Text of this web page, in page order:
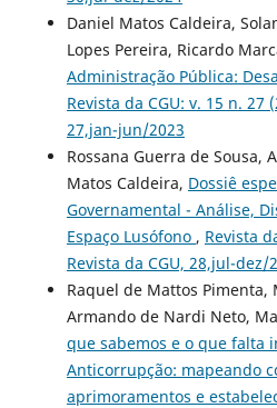
Daniel Matos Caldeira,
Lopes Pereira, Ricardo
Administração Pública:
Revista da CGU: v. 15 n. 27
27,jan-jun/2023
Rossana Guerra de Sousa,
Matos Caldeira, Dossiê
Governamental - Análise,
Espaço Lusófono , Revista
Revista da CGU, 28,jul-dez/
Raquel de Mattos Pimenta,
Armando de Nardi Neto,
que sabemos e o que falta
Anticorrupção: mapeando
aprimoramentos e